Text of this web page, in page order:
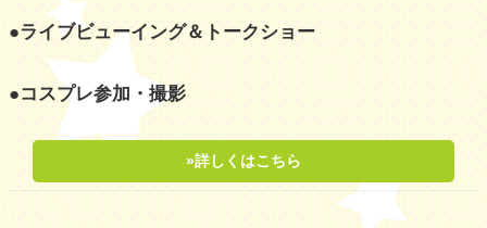
●ライブビューイング＆トークショー
●コスプレ参加・撮影
»詳しくはこちら